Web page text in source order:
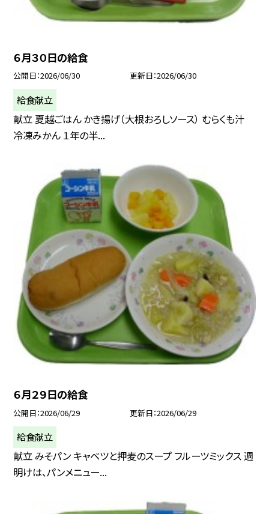
６月３０日の給食
公開日 2026/06/30 更新日 2026/06/30
給食献立
献立 夏越ごはん かき揚げ（大根おろしソース） むらくも汁
冷凍みかん １年の半...
６月２９日の給食
公開日 2026/06/29 更新日 2026/06/29
給食献立
献立 みそパン キャベツと押麦のスープ フルーツミックス 週
明けは、パンメニュー...